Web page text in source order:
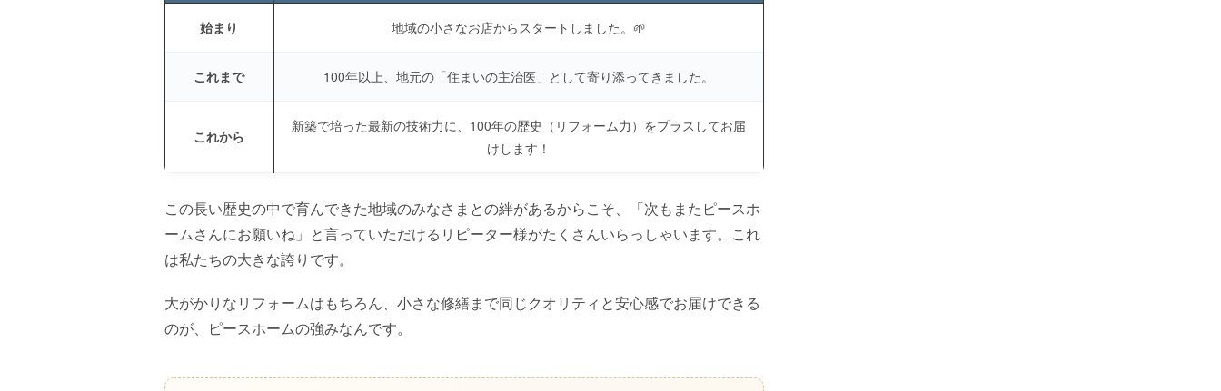
始まり 地域の小さなお店からスタートしました。🌱
これまで 100年以上、地元の「住まいの主治医」として寄り添ってきました。
これから
新築で培った最新の技術力に、100年の歴史（リフォーム力）をプラスしてお届
けします！
この長い歴史の中で育んできた地域のみなさまとの絆があるからこそ、「次もまたピースホ
ームさんにお願いね」と言っていただけるリピーター様がたくさんいらっしゃいます。これ
は私たちの大きな誇りです。
大がかりなリフォームはもちろん、小さな修繕まで同じクオリティと安心感でお届けできる
のが、ピースホームの強みなんです。